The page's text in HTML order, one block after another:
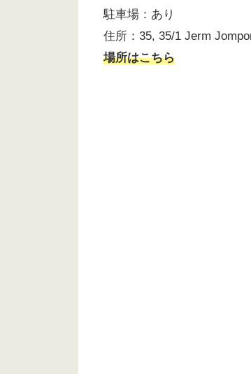
駐車場：あり
住所：35, 35/1 Jerm
場所はこちら